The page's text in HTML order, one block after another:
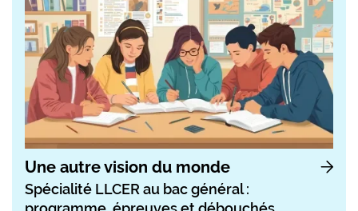
Une autre vision du monde
Spécialité LLCER au bac général :